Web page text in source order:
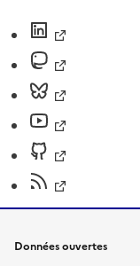
Données ouvertes